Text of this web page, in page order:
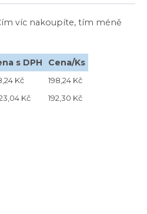
víc nakoupíte, tím méně
s DPH Cena/Ks
Kč
198,24 Kč
Kč 192,30 Kč